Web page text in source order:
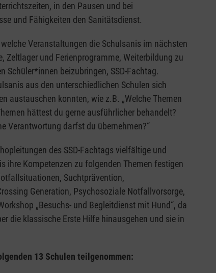
in den Pausen und bei
und Fähigkeiten den Sanitätsdienst.
Veranstaltungen die Schulsanis im nächsten
und Ferienprogramme, Weiterbildung zu
Schüler*innen beizubringen, SSD-Fachtag.
aus den unterschiedlichen Schulen sich
austauschen konnten, wie z.B. „Welche Themen
hättest du gerne ausführlicher behandelt?
Verantwortung darfst du übernehmen?“
des SSD-Fachtags vielfältige und
ihre Kompetenzen zu folgenden Themen festigen
Suchtprävention,
Generation, Psychosoziale Notfallvorsorge,
„Besuchs- und Begleitdienst mit Hund“, da
die klassische Erste Hilfe hinausgehen und sie in
13 Schulen teilgenommen: